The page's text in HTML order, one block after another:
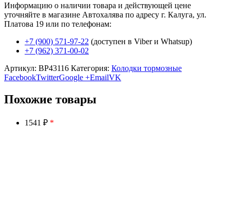
Информацию о наличии товара и действующей цене
уточняйте в магазине Автохалява по адресу г. Калуга, ул.
Платова 19 или по телефонам:
+7 (900) 571-97-22 (доступен в Viber и Whatsup)
+7 (962) 371-00-02
Артикул: BP43116 Категория: Колодки тормозные
FacebookTwitterGoogle +EmailVK
Похожие товары
1541 ₽ *